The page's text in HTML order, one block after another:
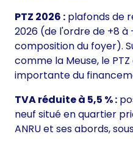
PTZ 2026 : plafonds de
2026 (de l'ordre de +8 à
composition du foyer).
comme la Meuse, le
importante du
TVA réduite à 5,5 % :
neuf situé en quartier
ANRU et ses abords,